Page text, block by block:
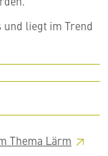
und liegt im Trend
Thema Lärm